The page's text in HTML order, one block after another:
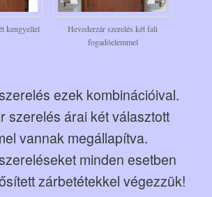
kengyellel
Hevederzár szerelés két fali
fogadóelemmel
ezek kombinációival.
szerelés árai két választott
vannak megállapítva.
minden esetben
zárbetétekkel végezzük!